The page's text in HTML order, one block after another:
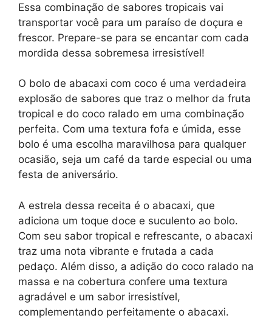
Essa combinação de sabores tropicais vai
transportar você para um paraíso de doçura e
frescor. Prepare-se para se encantar com cada
mordida dessa sobremesa irresistível!
O bolo de abacaxi com coco é uma verdadeira
explosão de sabores que traz o melhor da fruta
tropical e do coco ralado em uma combinação
perfeita. Com uma textura fofa e úmida, esse
bolo é uma escolha maravilhosa para qualquer
ocasião, seja um café da tarde especial ou uma
festa de aniversário.
A estrela dessa receita é o abacaxi, que
adiciona um toque doce e suculento ao bolo.
Com seu sabor tropical e refrescante, o abacaxi
traz uma nota vibrante e frutada a cada
pedaço. Além disso, a adição do coco ralado na
massa e na cobertura confere uma textura
agradável e um sabor irresistível,
complementando perfeitamente o abacaxi.